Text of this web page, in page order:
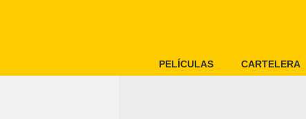
PELÍCULAS CARTELERA